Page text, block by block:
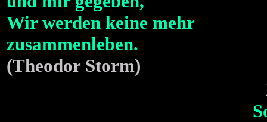
Wir werden keine mehr
zusammenleben.
(Theodor Storm)